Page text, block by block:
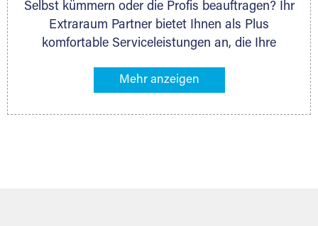
Selbst kümmern oder die Profis beauftragen? Ihr
Extraraum Partner bietet Ihnen als Plus
komfortable Serviceleistungen an, die Ihre
gehören z. B. Verpackungsservice, Lieferung von
Ihr Lagergut wird bei Ihrem Extraraum Partner